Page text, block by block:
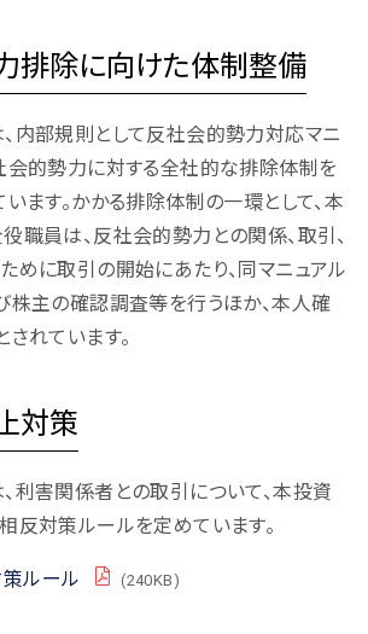
排除に向けた体制整備
内部規則として反社会的勢力対応マニ
会的勢力に対する全社的な排除体制を
ます。かかる排除体制の一環として、本
職員は、反社会的勢力との関係、取引、
めに取引の開始にあたり、同マニュアル
株主の確認調査等を行うほか、本人確
れています。
対策
利害関係者との取引について、本投資
反対策ルールを定めています。
ルール PDF
(240KB)